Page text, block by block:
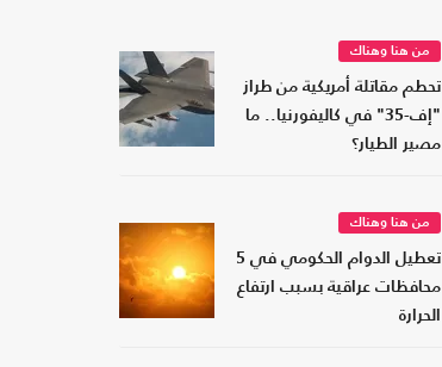
من هنا وهناك
تحطم مقاتلة أمريكية من طراز
"إف-35" في كاليفورنيا.. ما
مصير الطيار؟
من هنا وهناك
تعطيل الدوام الحكومي في 5
محافظات عراقية بسبب ارتفاع
الحرارة